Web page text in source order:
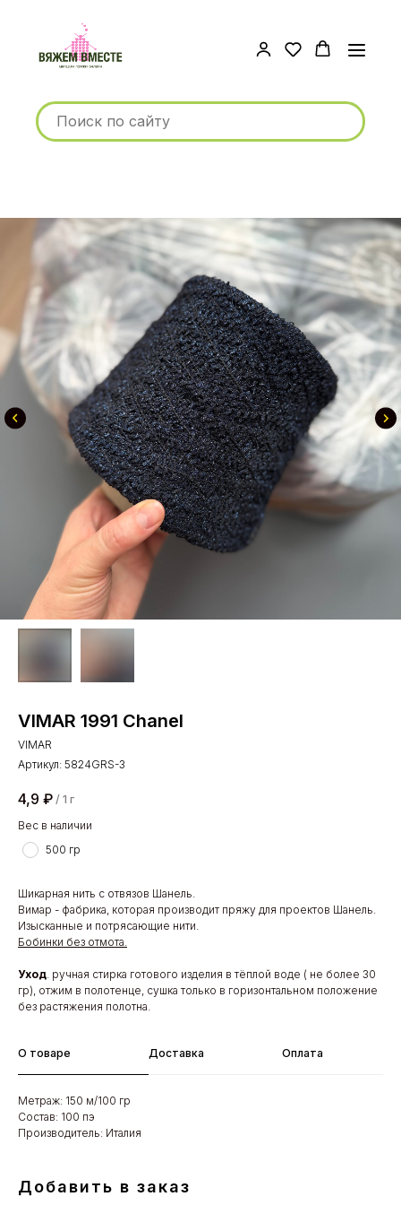
VIMAR 1991 Chanel
VIMAR
Артикул: 5824GRS-3
4,9 ₽ / 1 г
Вес в наличии
500 гр
Шикарная нить с отвязов Шанель.
Вимар - фабрика, которая производит пряжу для проектов Шанель.
Изысканные и потрясающие нити.
Бобинки без отмота.
Уход . ручная стирка готового изделия в тёплой воде ( не более 30
гр), отжим в полотенце, сушка только в горизонтальном положение
без растяжения полотна.
О товаре Доставка Оплата
Метраж: 150 м/100 гр
Состав: 100 пэ
Производитель: Италия
Добавить в заказ